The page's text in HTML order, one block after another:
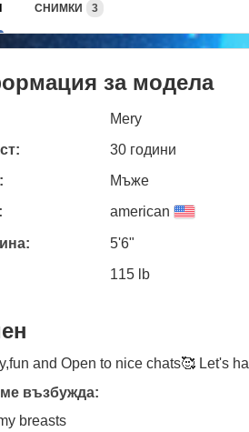
СНИМКИ 3
за модела
Mery
30 години
Мъже
american
5'6"
115 lb
and Open to nice chats🥰 Let's
ме възбужда:
breasts